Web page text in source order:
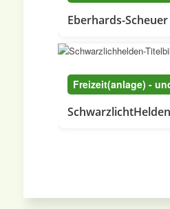
Eberhards-Scheuer
Freizeit(anlage) -